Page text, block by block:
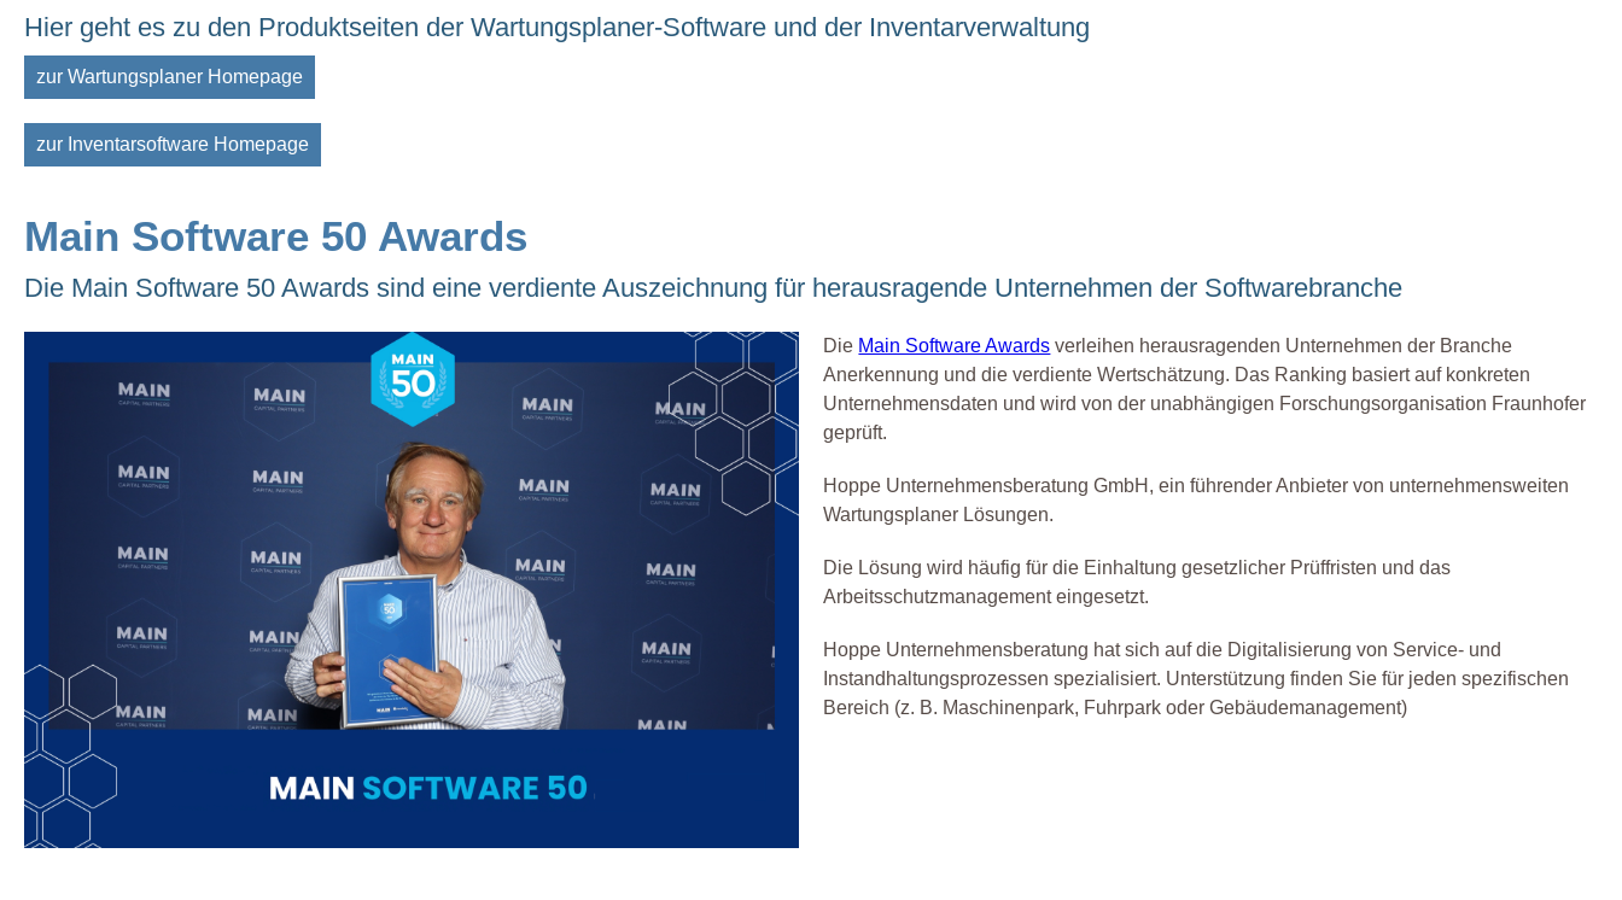
Hier geht es zu den Produktseiten der Wartungsplaner-Software und der Inventarverwaltung
zur Wartungsplaner Homepage
zur Inventarsoftware Homepage
Main Software 50 Awards
Die Main Software 50 Awards sind eine verdiente Auszeichnung für herausragende Unternehmen der Softwarebranche
Die Main Software Awards verleihen herausragenden Unternehmen der Branche
Anerkennung und die verdiente Wertschätzung. Das Ranking basiert auf konkreten
Unternehmensdaten und wird von der unabhängigen Forschungsorganisation Fraunhofer
geprüft.
Hoppe Unternehmensberatung GmbH, ein führender Anbieter von unternehmensweiten
Wartungsplaner Lösungen.
Die Lösung wird häufig für die Einhaltung gesetzlicher Prüffristen und das
Arbeitsschutzmanagement eingesetzt.
Hoppe Unternehmensberatung hat sich auf die Digitalisierung von Service- und
Instandhaltungsprozessen spezialisiert. Unterstützung finden Sie für jeden spezifischen
Bereich (z. B. Maschinenpark, Fuhrpark oder Gebäudemanagement)